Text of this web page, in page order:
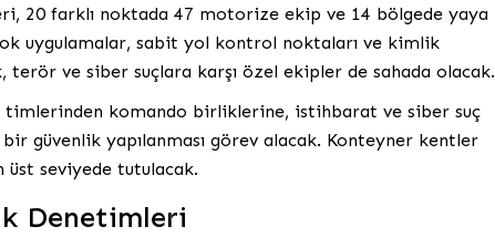
20 farklı noktada 47 motorize ekip ve 14 bölgede yaya
uygulamalar, sabit yol kontrol noktaları ve kimlik
terör ve siber suçlara karşı özel ekipler de sahada olacak.
timlerinden komando birliklerine, istihbarat ve siber suç
güvenlik yapılanması görev alacak. Konteyner kentler
seviyede tutulacak.
Denetimleri